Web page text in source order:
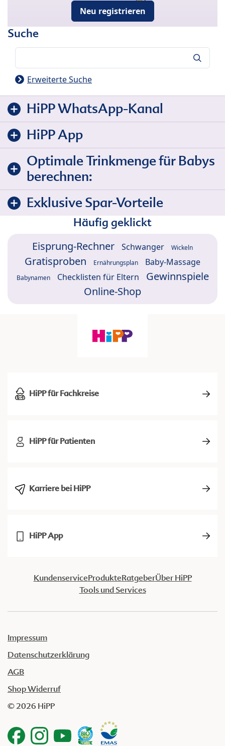
Neu registrieren
Suche
Erweiterte Suche
HiPP WhatsApp-Kanal
HiPP App
Optimale Trinkmenge für Babys
berechnen:
Exklusive Spar-Vorteile
Häufig geklickt
Eisprung-Rechner Schwanger Wickeln
Gratisproben Ernährungsplan Baby-Massage
Babynamen Checklisten für Eltern
Gewinnspiele
Online-Shop
HiPP für Fachkreise
HiPP für Patienten
Karriere bei HiPP
HiPP App
KundenserviceProdukteRatgeberÜber HiPP
Tools und Services
Impressum
Datenschutzerklärung
AGB
Shop Widerruf
© 2026 HiPP